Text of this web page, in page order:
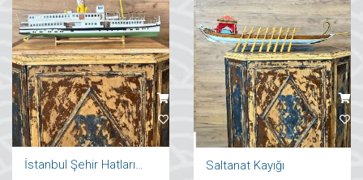
İstanbul Şehir Hatları Vapuru Saltanat Kayığı